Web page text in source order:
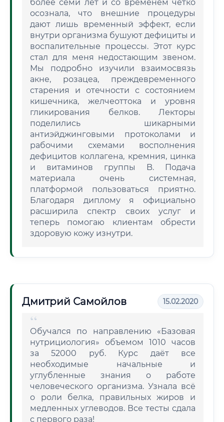
более семи лет и со временем четко
осознала, что внешние процедуры
дают лишь временный эффект, если
внутри организма бушуют дефициты и
воспалительные процессы. Этот курс
стал для меня недостающим звеном.
Мы подробно изучили взаимосвязь
акне, розацеа, преждевременного
старения и отечности с состоянием
кишечника, желчеоттока и уровня
гликирования белков. Лекторы
поделились шикарными
антиэйджинговыми протоколами и
рабочими схемами восполнения
дефицитов коллагена, кремния, цинка
и витаминов группы B. Подача
материала очень системная,
платформой пользоваться приятно.
Благодаря диплому я официально
расширила спектр своих услуг и
теперь помогаю клиентам обрести
здоровую кожу изнутри.
Дмитрий Самойлов 15.02.2020
Обучался по направлению «Базовая
нутрициология» объемом 1010 часов
за 52000 руб. Курс даёт все
необходимые начальные и
углубленные знания о работе
человеческого организма. Узнала всё
о роли белка, правильных жиров и
медленных углеводов. Все тесты сдала
с первого раза!